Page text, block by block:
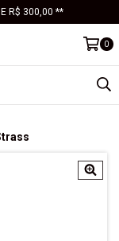
R$ 300,00 **
0